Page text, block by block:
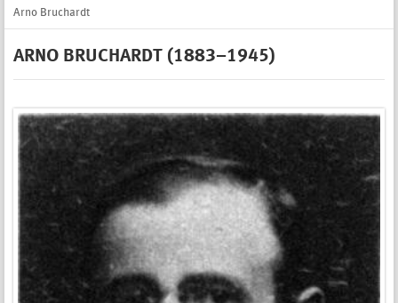
Arno Bruchardt
ARNO BRUCHARDT (1883–1945)